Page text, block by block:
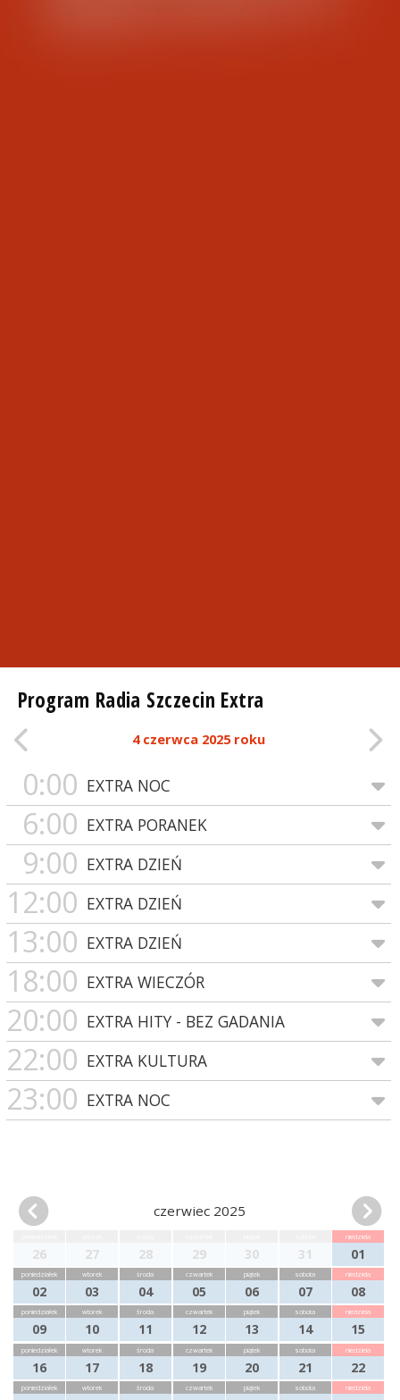
Program Radia Szczecin Extra
4 czerwca 2025 roku
0:00 EXTRA NOC
6:00 EXTRA PORANEK
9:00 EXTRA DZIEŃ
12:00 EXTRA DZIEŃ
13:00 EXTRA DZIEŃ
18:00 EXTRA WIECZÓR
20:00 EXTRA HITY - BEZ GADANIA
22:00 EXTRA KULTURA
23:00 EXTRA NOC
czerwiec 2025
26 27 28 29 30 31
niedziela
01
poniedziałek
02
wtorek
03
środa
04
czwartek
05
piątek
06
sobota
07
niedziela
08
poniedziałek
09
wtorek
10
środa
11
czwartek
12
piątek
13
sobota
14
niedziela
15
poniedziałek
16
wtorek
17
środa
18
czwartek
19
piątek
20
sobota
21
niedziela
22
poniedziałek wtorek środa czwartek piątek sobota niedziela